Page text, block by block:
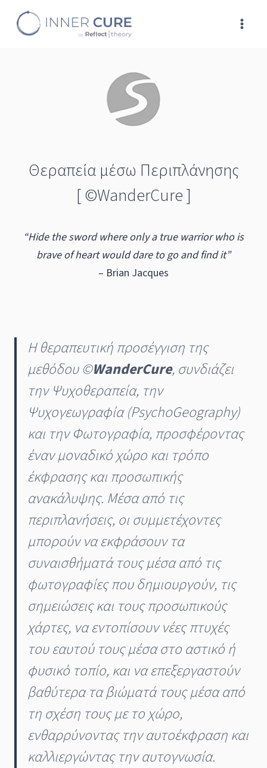
Θεραπεία μέσω Περιπλάνησης
[ ©WanderCure ]
“Hide the sword where only a true warrior who is
brave of heart would dare to go and find it”
– Brian Jacques
Η θεραπευτική προσέγγιση της
μεθόδου ©WanderCure, συνδιάζει
την Ψυχοθεραπεία, την
Ψυχογεωγραφία (PsychoGeography)
και την Φωτογραφία, προσφέροντας
έναν μοναδικό χώρο και τρόπο
έκφρασης και προσωπικής
ανακάλυψης. Μέσα από τις
περιπλανήσεις, οι συμμετέχοντες
μπορούν να εκφράσουν τα
συναισθήματά τους μέσα από τις
φωτογραφίες που δημιουργούν, τις
σημειώσεις και τους προσωπικούς
χάρτες, να εντοπίσουν νέες πτυχές
του εαυτού τους μέσα στο αστικό ή
φυσικό τοπίο, και να επεξεργαστούν
βαθύτερα τα βιώματά τους μέσα από
τη σχέση τους με το χώρο,
ενθαρρύνοντας την αυτοέκφραση και
καλλιεργώντας την αυτογνωσία.